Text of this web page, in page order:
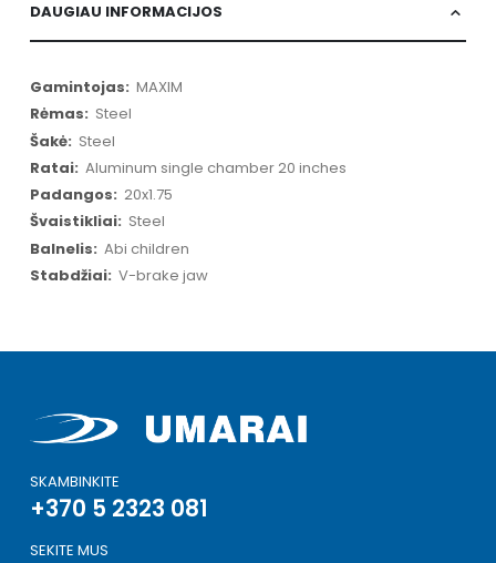
DAUGIAU INFORMACIJOS
Daugiau
informacijos
MAXIM
Steel
Steel
Aluminum single chamber 20 inches
20x1.75
Steel
Abi children
V-brake jaw
SKAMBINKITE
+370 5 2323 081
SEKITE MUS